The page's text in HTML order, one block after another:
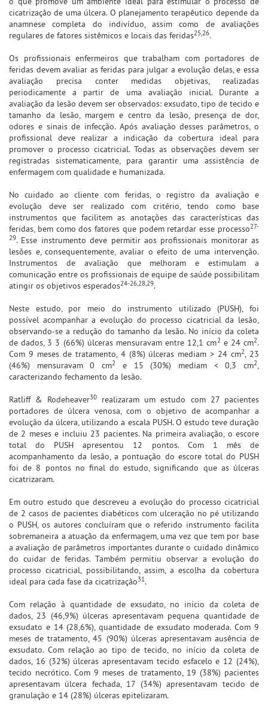
cicatrização de uma úlcera. O planejamento terapêutico depende da
anamnese completa do indivíduo, assim como de avaliações
regulares de fatores sistêmicos e locais das feridas25,26.
Os profissionais enfermeiros que trabalham com portadores de
feridas devem avaliar as feridas para julgar a evolução delas, e essa
avaliação precisa conter medidas objetivas, realizadas
periodicamente a partir de uma avaliação inicial. Durante a
avaliação da lesão devem ser observados: exsudato, tipo de tecido e
tamanho da lesão, margem e centro da lesão, presença de dor,
odores e sinais de infecção. Após avaliação desses parâmetros, o
profissional deve realizar a indicação da cobertura ideal para
promover o processo cicatricial. Todas as observações devem ser
registradas sistematicamente, para garantir uma assistência de
enfermagem com qualidade e humanizada.
No cuidado ao cliente com feridas, o registro da avaliação e
evolução deve ser realizado com critério, tendo como base
instrumentos que facilitem as anotações das características das
feridas, bem como dos fatores que podem retardar esse processo27-
29. Esse instrumento deve permitir aos profissionais monitorar as
lesões e, consequentemente, avaliar o efeito de uma intervenção.
Instrumentos de avaliação que melhoram e estimulam a
comunicação entre os profissionais de equipe de saúde possibilitam
atingir os objetivos esperados24-26,28,29.
Neste estudo, por meio do instrumento utilizado (PUSH), foi
possível acompanhar a evolução do processo cicatricial da lesão,
observando-se a redução do tamanho da lesão. No início da coleta
de dados, 3 3 (66%) úlceras mensuravam entre 12,1 cm2 e 24 cm2.
Com 9 meses de tratamento, 4 (8%) úlceras mediam > 24 cm2, 23
(46%) mensuravam 0 cm2 e 15 (30%) mediam < 0,3 cm2,
caracterizando fechamento da lesão.
Ratliff & Rodeheaver30realizaram um estudo com 27 pacientes
portadores de úlcera venosa, com o objetivo de acompanhar a
evolução da úlcera, utilizando a escala PUSH. O estudo teve duração
de 2 meses e incluiu 23 pacientes. Na primeira avaliação, o escore
total do PUSH apresentou 12 pontos. Com 1 mês de
acompanhamento da lesão, a pontuação do escore total do PUSH
foi de 8 pontos no final do estudo, significando que as úlceras
cicatrizaram.
Em outro estudo que descreveu a evolução do processo cicatricial
de 2 casos de pacientes diabéticos com ulceração no pé utilizando
o PUSH, os autores concluíram que o referido instrumento facilita
sobremaneira a atuação da enfermagem, uma vez que tem por base
a avaliação de parâmetros importantes durante o cuidado dinâmico
do cuidar de feridas. Também permitiu observar a evolução do
processo cicatricial, possibilitando, assim, a escolha da cobertura
ideal para cada fase da cicatrização31.
Com relação à quantidade de exsudato, no início da coleta de
dados, 23 (46,9%) úlceras apresentavam pequena quantidade de
exsudato e 14 (28,6%), quantidade de exsudato moderada. Com 9
meses de tratamento, 45 (90%) úlceras apresentavam ausência de
exsudato. Com relação ao tipo de tecido, no início da coleta de
dados, 16 (32%) úlceras apresentavam tecido esfacelo e 12 (24%),
tecido necrótico. Com 9 meses de tratamento, 19 (38%) pacientes
apresentavam úlcera fechada, 17 (34%) apresentavam tecido de
granulação e 14 (28%) úlceras epitelizaram.